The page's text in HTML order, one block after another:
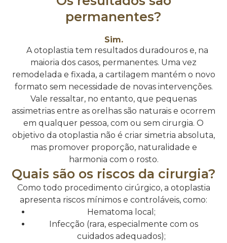
permanentes?
Sim.
A otoplastia tem resultados duradouros e, na
maioria dos casos, permanentes. Uma vez
remodelada e fixada, a cartilagem mantém o novo
formato sem necessidade de novas intervenções.
Vale ressaltar, no entanto, que pequenas
assimetrias entre as orelhas são naturais e ocorrem
em qualquer pessoa, com ou sem cirurgia. O
objetivo da otoplastia não é criar simetria absoluta,
mas promover proporção, naturalidade e
harmonia com o rosto.
Quais são os riscos da cirurgia?
Como todo procedimento cirúrgico, a otoplastia
apresenta riscos mínimos e controláveis, como:
Hematoma local;
Infecção (rara, especialmente com os
cuidados adequados);